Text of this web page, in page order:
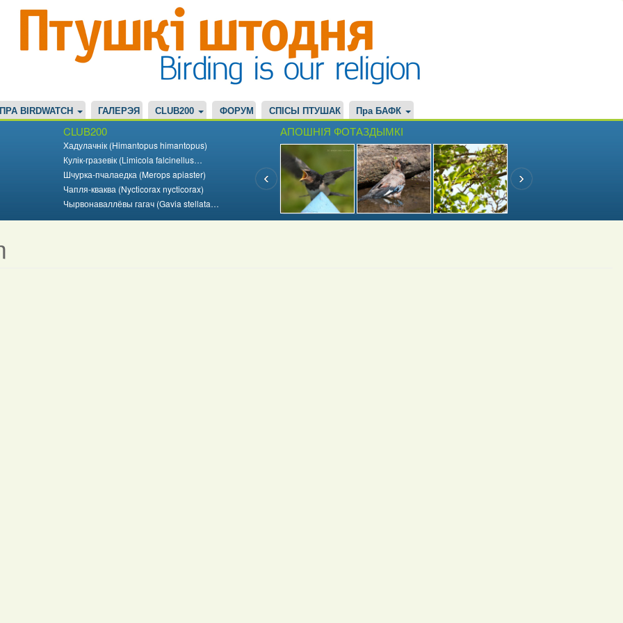
ПРА BIRDWATCH ГАЛЕРЭЯ CLUB200 ФОРУМ СПІСЫ ПТУШАК Пра БАФК
CLUB200
Хадулачнік (Himantopus himantopus)
Кулік-гразевік (Limicola falcinellus…
Шчурка-пчалаедка (Merops apiaster)
Чапля-кваква (Nycticorax nycticorax)
Чырвонаваллёвы гагач (Gavia stellata…
АПОШНІЯ ФОТАЗДЫМКІ